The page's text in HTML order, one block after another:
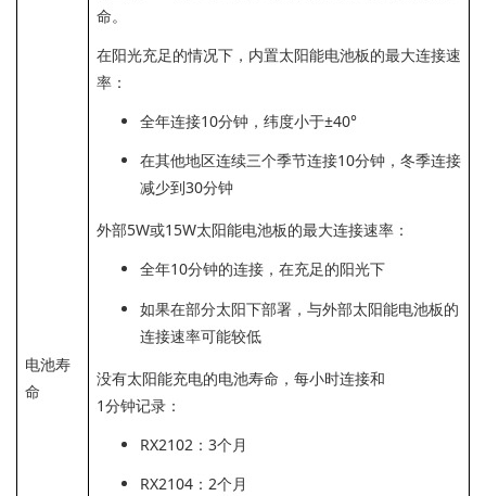
电池寿
命
命。
在阳光充足的情况下，内置太阳能电池板的最大连接速
率：
全年连接10分钟，纬度小于±40°
在其他地区连续三个季节连接10分钟，冬季连接
减少到30分钟
外部5W或15W太阳能电池板的最大连接速率：
全年10分钟的连接，在充足的阳光下
如果在部分太阳下部署，与外部太阳能电池板的
连接速率可能较低
没有太阳能充电的电池寿命，每小时连接和
1分钟记录：
RX2102：3个月
RX2104：2个月